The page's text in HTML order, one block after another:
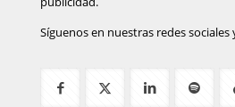
Síguenos en nuestras redes sociales